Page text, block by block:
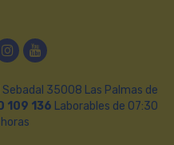
Instagram
YouTube
35008 Las Palmas de
109 136 Laborables de 07:30